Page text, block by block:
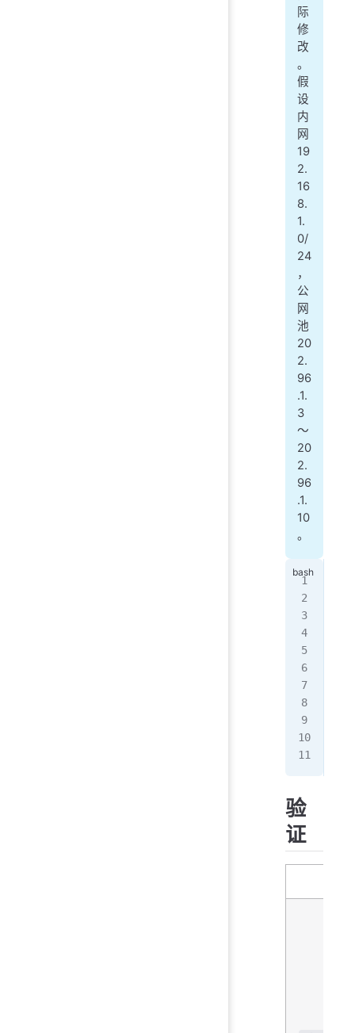
际
修
改
。
假
设
内
网
19
2.
16
8.
1.
0/
24
，
公
网
池
20
2.
96
.1.
3
～
20
2.
96
.1.
10
。
验
证